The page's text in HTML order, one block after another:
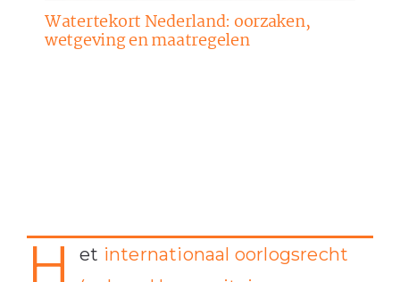
Watertekort Nederland: oorzaken,
wetgeving en maatregelen
H et internationaal oorlogsrecht